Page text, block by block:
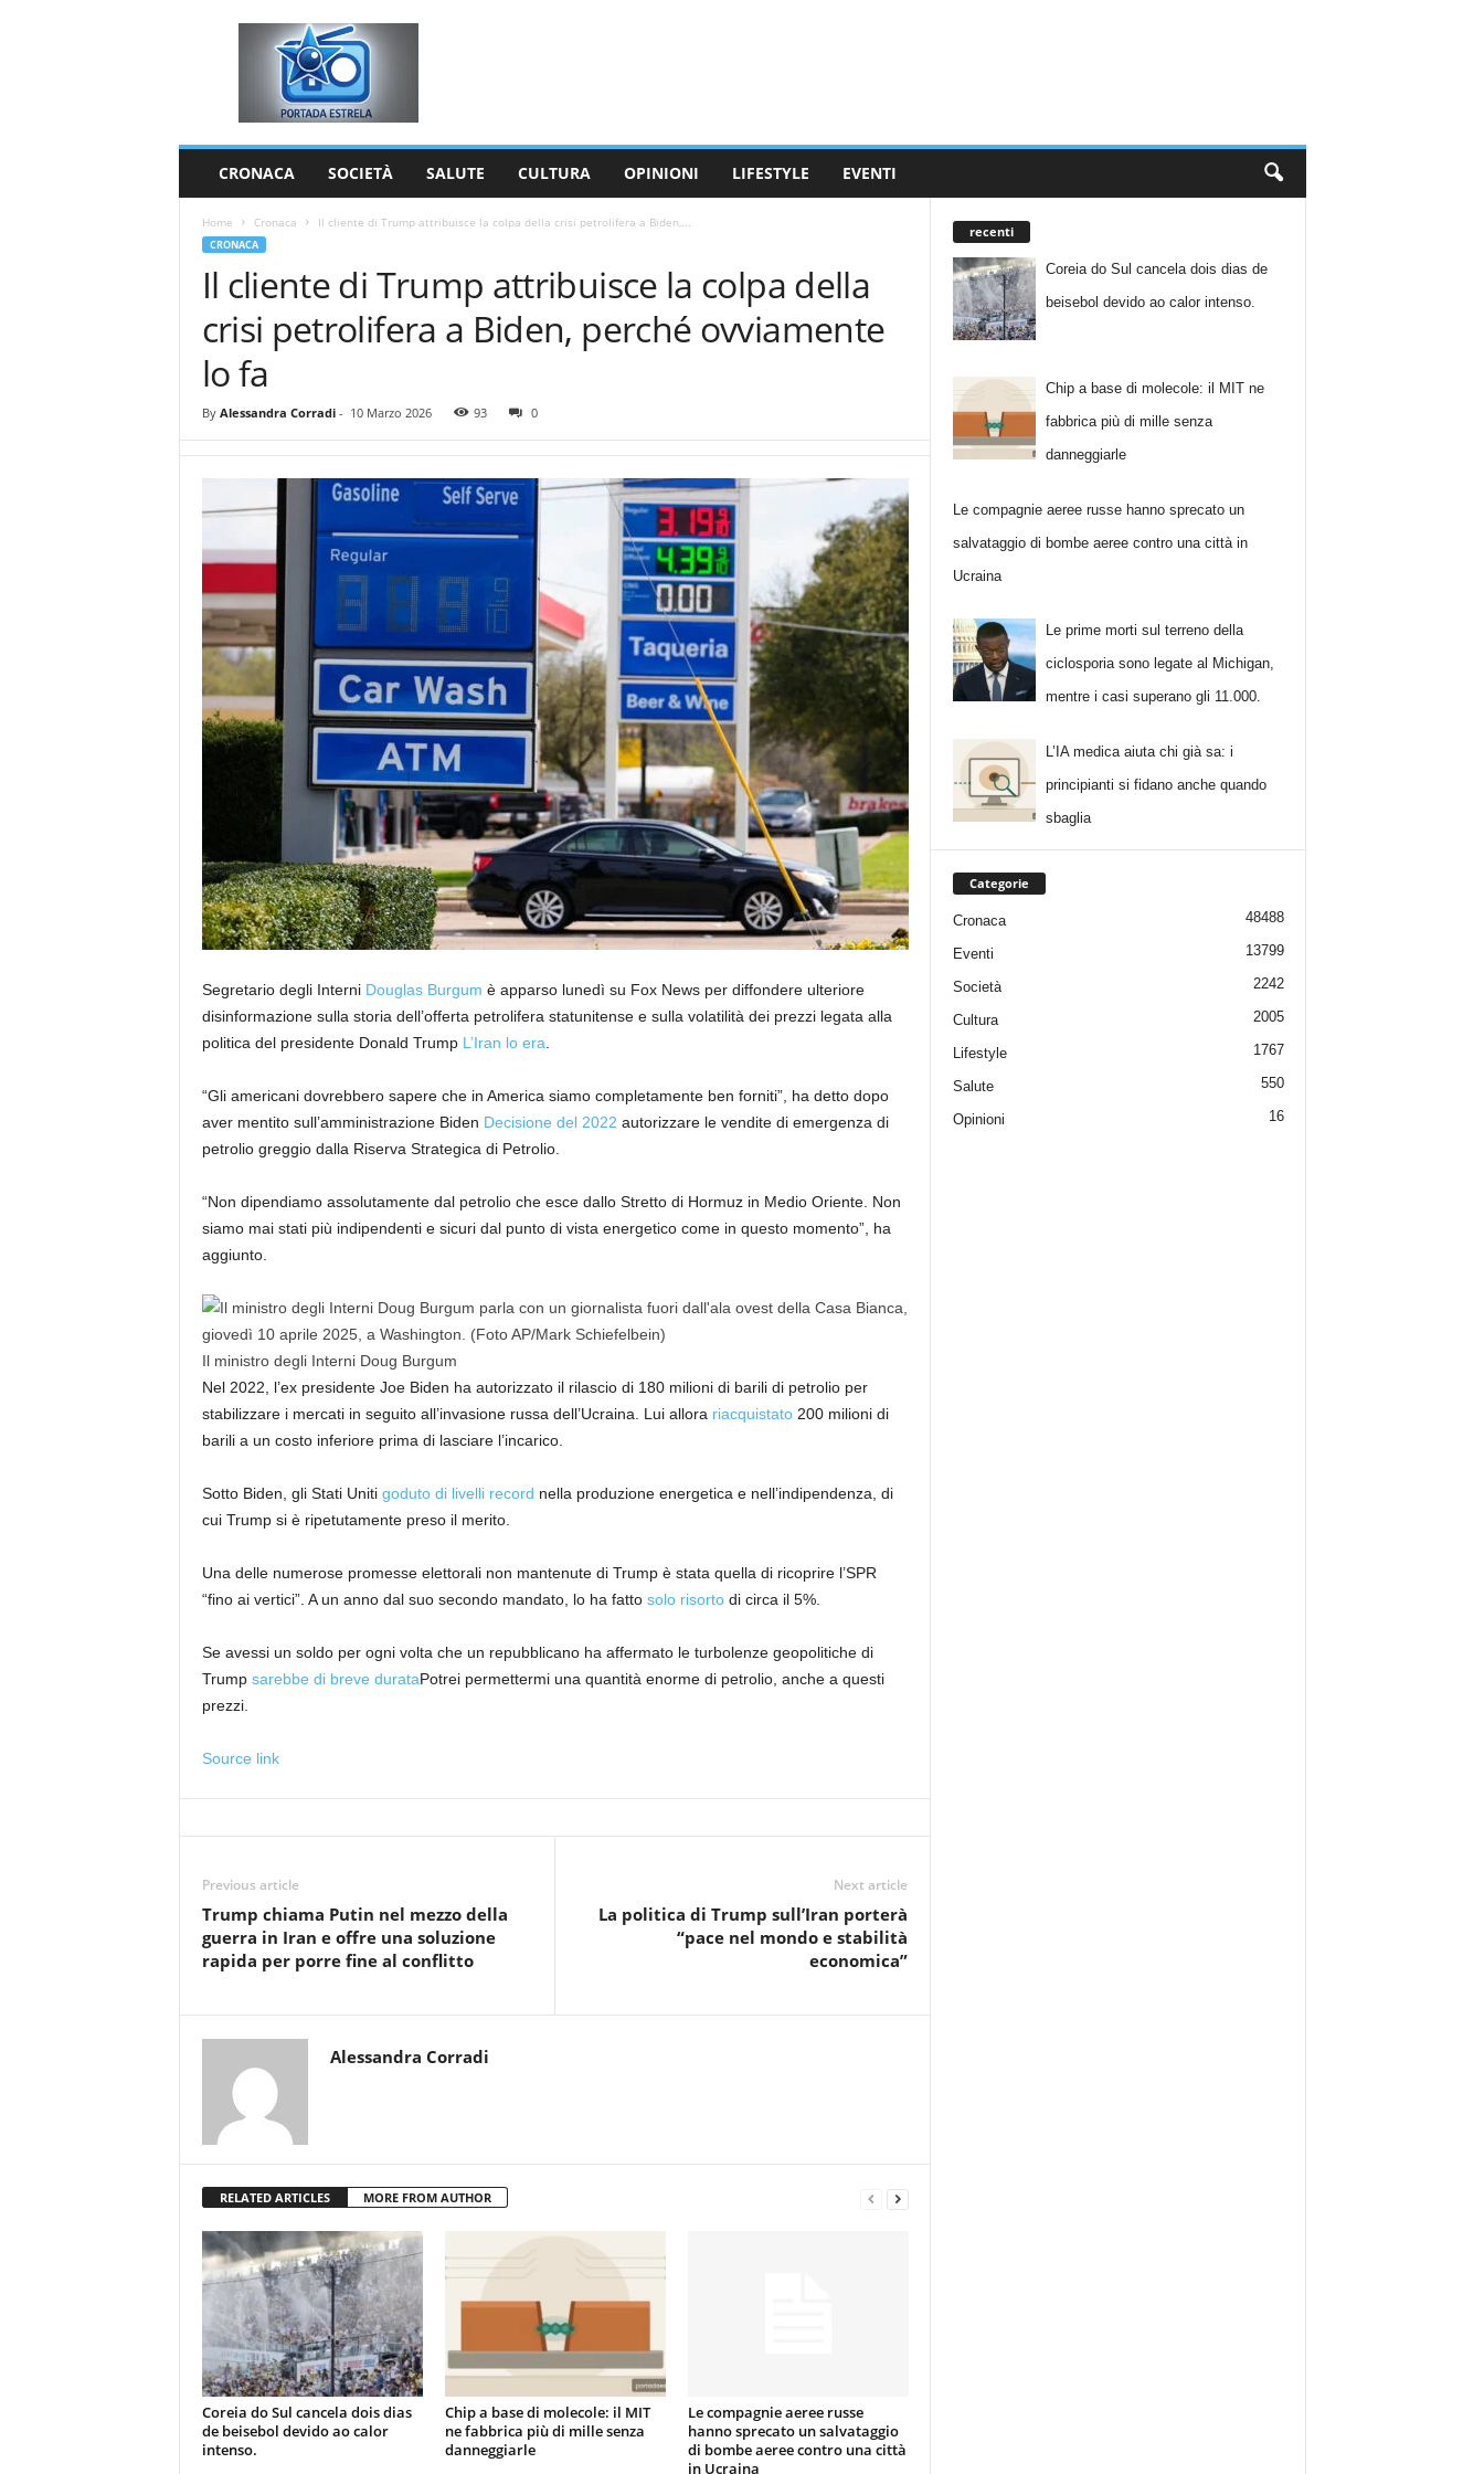
CRONACA SOCIETÀ SALUTE CULTURA OPINIONI LIFESTYLE EVENTI
Home Cronaca Il cliente di Trump attribuisce la colpa della crisi petrolifera a Biden,...
CRONACA
Il cliente di Trump attribuisce la colpa della
crisi petrolifera a Biden, perché ovviamente
lo fa
By Alessandra Corradi- 10 Marzo 2026 93 0
Segretario degli Interni Douglas Burgum è apparso lunedì su Fox News per diffondere ulteriore
disinformazione sulla storia dell’offerta petrolifera statunitense e sulla volatilità dei prezzi legata alla
politica del presidente Donald Trump L’Iran lo era
“Gli americani dovrebbero sapere che in America siamo completamente ben forniti”, ha detto dopo
aver mentito sull’amministrazione Biden Decisione del 2022 autorizzare le vendite di emergenza di
petrolio greggio dalla Riserva Strategica di Petrolio.
“Non dipendiamo assolutamente dal petrolio che esce dallo Stretto di Hormuz in Medio Oriente. Non
siamo mai stati più indipendenti e sicuri dal punto di vista energetico come in questo momento”, ha
aggiunto.
Il ministro degli Interni Doug Burgum
Nel 2022, l’ex presidente Joe Biden ha autorizzato il rilascio di 180 milioni di barili di petrolio per
stabilizzare i mercati in seguito all’invasione russa dell’Ucraina. Lui allora riacquistato200 milioni di
barili a un costo inferiore prima di lasciare l’incarico.
Sotto Biden, gli Stati Uniti goduto di livelli record nella produzione energetica e nell’indipendenza, di
cui Trump si è ripetutamente preso il merito.
Una delle numerose promesse elettorali non mantenute di Trump è stata quella di ricoprire l’SPR
“fino ai vertici”. A un anno dal suo secondo mandato, lo ha fatto solo risortodi circa il 5%.
Se avessi un soldo per ogni volta che un repubblicano ha affermato le turbolenze geopolitiche di
Trump sarebbe di breve durataPotrei permettermi una quantità enorme di petrolio, anche a questi
prezzi.
Source link
Previous article
Trump chiama Putin nel mezzo della
guerra in Iran e offre una soluzione
rapida per porre fine al conflitto
Next article
La politica di Trump sull’Iran porterà
“pace nel mondo e stabilità
economica”
Alessandra Corradi
RELATED ARTICLES MORE FROM AUTHOR
Coreia do Sul cancela dois dias
de beisebol devido ao calor
intenso.
Chip a base di molecole: il MIT
ne fabbrica più di mille senza
danneggiarle
Le compagnie aeree russe
hanno sprecato un salvataggio
di bombe aeree contro una città
in Ucraina
recenti
Coreia do Sul cancela dois dias de
beisebol devido ao calor intenso.
Chip a base di molecole: il MIT ne
fabbrica più di mille senza
danneggiarle
Le compagnie aeree russe hanno sprecato un
salvataggio di bombe aeree contro una città in
Ucraina
Le prime morti sul terreno della
ciclosporia sono legate al Michigan,
mentre i casi superano gli 11.000.
L’IA medica aiuta chi già sa: i
principianti si fidano anche quando
sbaglia
Categorie
Cronaca 48488
Eventi 13799
Società 2242
Cultura 2005
Lifestyle 1767
Salute 550
Opinioni 16